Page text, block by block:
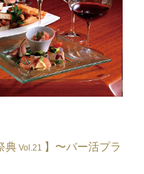
典 Vol.21
】〜バー活プラ
テーマレストラン
レ・セレブリテ
約